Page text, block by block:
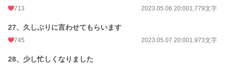
713 2023.05.06 20:001,779文字
27、久しぶりに言わせてもらいます
745 2023.05.07 20:001,973文字
28、少し忙しくなりました